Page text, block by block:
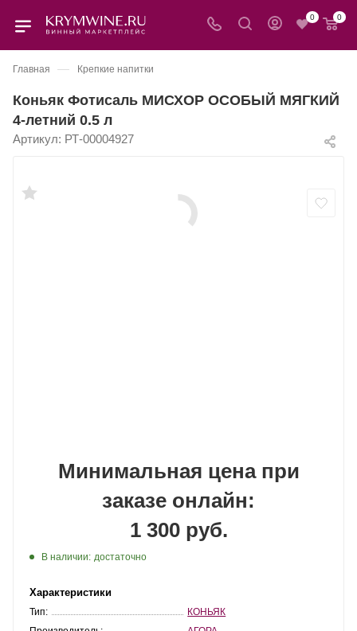
0 0
Главная — Крепкие напитки
Коньяк Фотисаль МИСХОР ОСОБЫЙ МЯГКИЙ
4-летний 0.5 л
Артикул: РТ-00004927
Минимальная цена при
заказе онлайн:
1 300 руб.
В наличии: достаточно
Характеристики
Тип:
КОНЬЯК